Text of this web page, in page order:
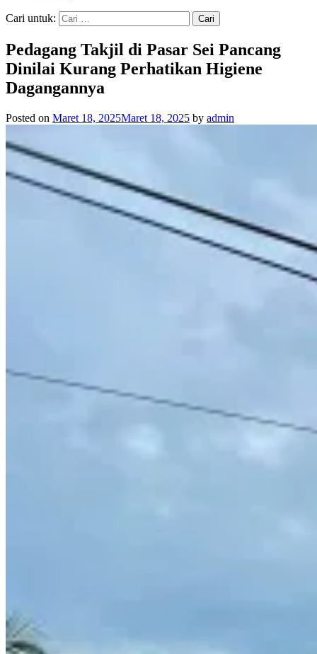
Cari untuk:
Pedagang Takjil di Pasar Sei Pancang
Dinilai Kurang Perhatikan Higiene
Dagangannya
Posted on Maret 18, 2025Maret 18, 2025 by admin